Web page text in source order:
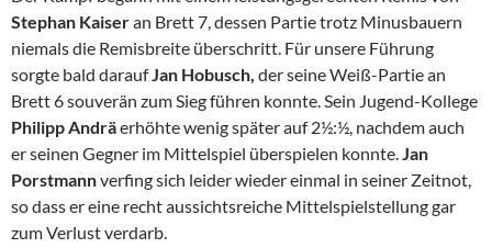
Stephan Kaiseran Brett 7, dessen Partie trotz Minusbauern
niemals die Remisbreite überschritt. Für unsere Führung
sorgte bald daraufJan Hobusch, der seine Weiß-Partie an
Brett 6 souverän zum Sieg führen konnte. Sein Jugend-Kollege
Philipp Andräerhöhte wenig später auf 2½:½, nachdem auch
er seinen Gegner im Mittelspiel überspielen konnte.Jan
Porstmannverfing sich leider wieder einmal in seiner Zeitnot,
so dass er eine recht aussichtsreiche Mittelspielstellung gar
zum Verlust verdarb.